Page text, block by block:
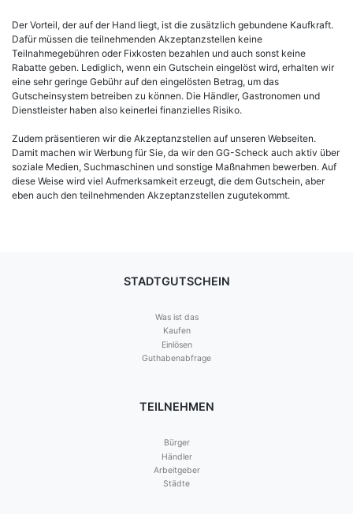
Der Vorteil, der auf der Hand liegt, ist die zusätzlich gebundene Kaufkraft.
Dafür müssen die teilnehmenden Akzeptanzstellen keine
Teilnahmegebühren oder Fixkosten bezahlen und auch sonst keine
Rabatte geben. Lediglich, wenn ein Gutschein eingelöst wird, erhalten wir
eine sehr geringe Gebühr auf den eingelösten Betrag, um das
Gutscheinsystem betreiben zu können. Die Händler, Gastronomen und
Dienstleister haben also keinerlei finanzielles Risiko.
Zudem präsentieren wir die Akzeptanzstellen auf unseren Webseiten.
Damit machen wir Werbung für Sie, da wir den GG-Scheck auch aktiv über
soziale Medien, Suchmaschinen und sonstige Maßnahmen bewerben. Auf
diese Weise wird viel Aufmerksamkeit erzeugt, die dem Gutschein, aber
eben auch den teilnehmenden Akzeptanzstellen zugutekommt.
STADTGUTSCHEIN
Was ist das
Kaufen
Einlösen
Guthabenabfrage
TEILNEHMEN
Bürger
Händler
Arbeitgeber
Städte